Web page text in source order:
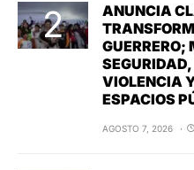
ANUNCIA
GUERRERO;
VIOLENCIA
ESPACIOS
AGOSTO 7, 2026